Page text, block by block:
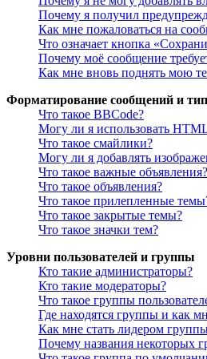
Почему я получил
Как мне пожаловаться на
Что означает кнопка
Почему моё сообщение
Как мне вновь поднять мою
Форматирование сообщений и
Что такое BBCode?
Могу ли я использовать
Что такое смайлики?
Могу ли я добавлять
Что такое важные объявления?
Что такое объявления?
Что такое прилепленные
Что такое закрытые темы?
Что такое значки тем?
Уровни пользователей и группы
Кто такие администраторы?
Кто такие модераторы?
Что такое группы
Где находятся группы и как
Как мне стать лидером
Почему названия некоторых